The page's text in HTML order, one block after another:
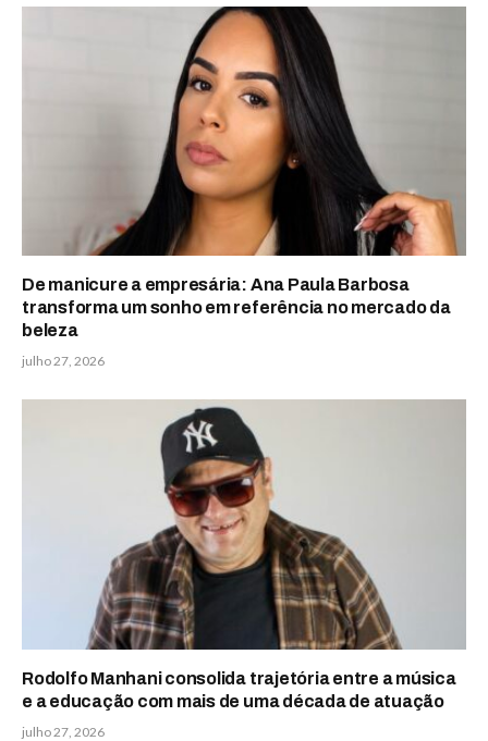
De manicure a empresária: Ana Paula Barbosa
transforma um sonho em referência no mercado da
beleza
julho 27, 2026
Rodolfo Manhani consolida trajetória entre a música
e a educação com mais de uma década de atuação
julho 27, 2026